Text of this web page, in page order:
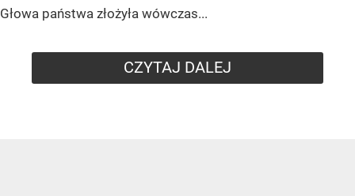
Głowa państwa złożyła wówczas...
CZYTAJ DALEJ